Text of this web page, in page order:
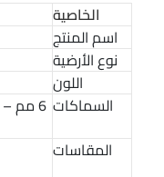
الخاصية
اسم المنتج
نوع الأرضية
اللون
السماكات
المقاسات